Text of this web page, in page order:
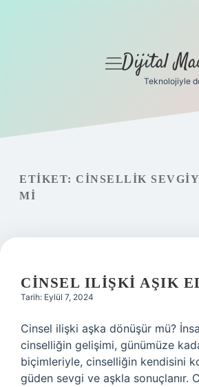
Gizlilik Politikası
Hakkımızda
menüyü
Dijital
Teknolojiyle
ETIKET: CINSELLIK
MI
CINSEL ILIŞKI AŞIK
Tarih: Eylül 7, 2024
Cinsel ilişki aşka dönüşür mü?
cinselliğin gelişimi, günümüze
biçimleriyle, cinselliğin kendisini
güden sevgi ve aşkla sonuçlanır.